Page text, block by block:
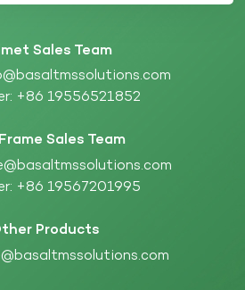
Sales Team
+86 19556521852
Sales Team
+86 19567201995
Products